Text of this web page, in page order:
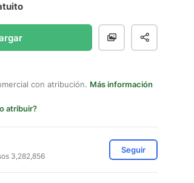
con atribución. Más información
atribuir?
3,282,856
Seguir